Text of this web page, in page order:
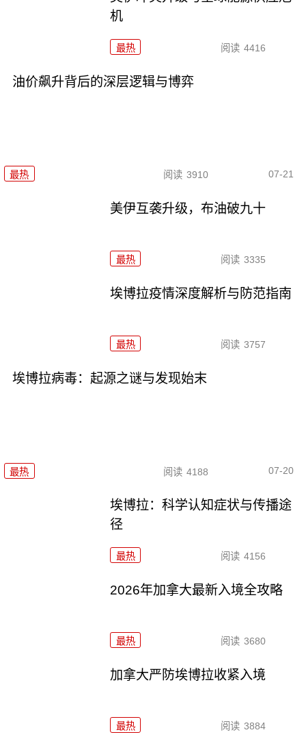
机
最热 阅读 4416
油价飙升背后的深层逻辑与博弈
最热 阅读 3910 07-21
美伊互袭升级，布油破九十
最热 阅读 3335
埃博拉疫情深度解析与防范指南
最热 阅读 3757
埃博拉病毒：起源之谜与发现始末
最热 阅读 4188 07-20
埃博拉：科学认知症状与传播途
径
最热 阅读 4156
2026年加拿大最新入境全攻略
最热 阅读 3680
加拿大严防埃博拉收紧入境
最热 阅读 3884